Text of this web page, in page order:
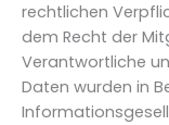
rechtlichen
dem Recht der
Verantwortliche
Daten wurden in